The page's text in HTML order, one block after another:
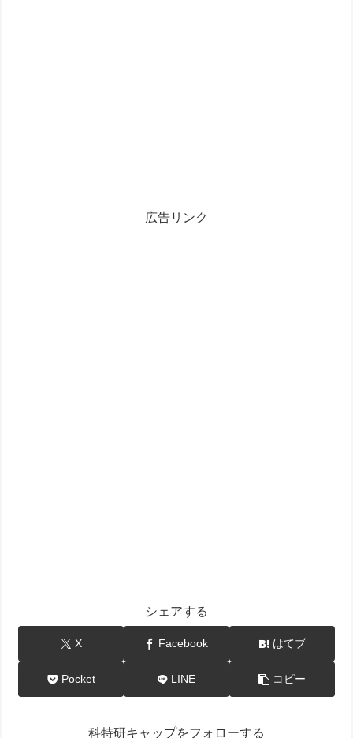
広告リンク
シェアする
X Facebook はてブ
Pocket LINE コピー
科特研キャップをフォローする